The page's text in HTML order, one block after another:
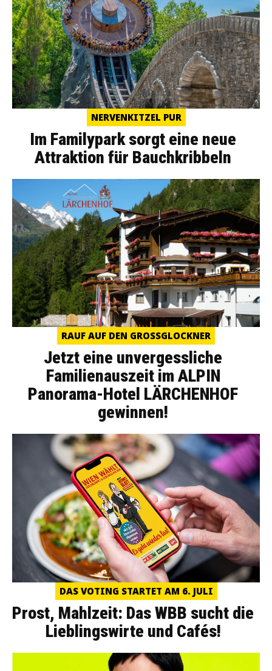
NERVENKITZEL PUR
Im Familypark sorgt eine neue
Attraktion für Bauchkribbeln
RAUF AUF DEN GROSSGLOCKNER
Jetzt eine unvergessliche
Familienauszeit im ALPIN
Panorama-Hotel LÄRCHENHOF
gewinnen!
DAS VOTING STARTET AM 6. JULI
Prost, Mahlzeit: Das WBB sucht die
Lieblingswirte und Cafés!